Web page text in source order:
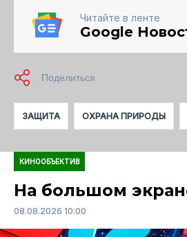
Читайте в ленте
Google
ЗАЩИТА ОХРАНА ПРИРОДЫ
КИНООБЪЕКТИВ
На большом
08.08.2026 10:00